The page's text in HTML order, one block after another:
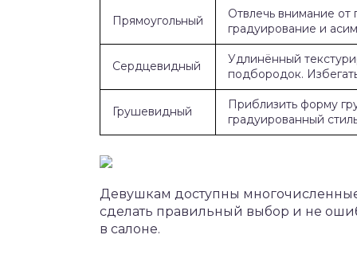
Прямоугольный
Отвлечь внимание от
градуирование и
Сердцевидный
Удлинённый
подбородок.
Грушевидный
Приблизить форму
градуированный
Девушкам доступны
сделать правильный выбор и не
в салоне.